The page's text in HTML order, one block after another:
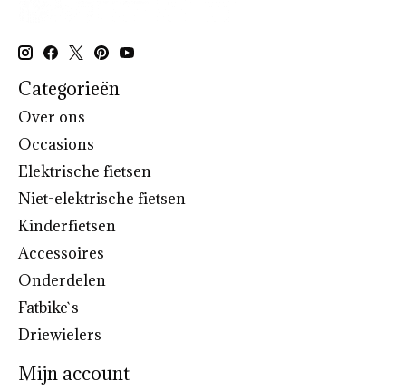
Categorieën
Over ons
Occasions
Elektrische fietsen
Niet-elektrische fietsen
Kinderfietsen
Accessoires
Onderdelen
Fatbike`s
Driewielers
Mijn account